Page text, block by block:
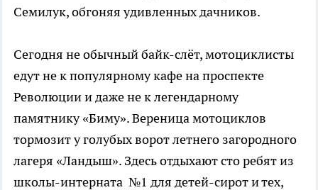
Семилук, обгоняя удивленных дачников.
Сегодня не обычный байк-слёт, мотоциклисты
едут не к популярному кафе на проспекте
Революции и даже не к легендарному
памятнику «Биму». Вереница мотоциклов
тормозит у голубых ворот летнего загородного
лагеря «Ландыш». Здесь отдыхают сто ребят из
школы-интерната №1 для детей-сирот и тех,